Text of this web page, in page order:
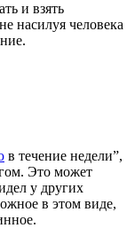
и взять
насилуя человека
в течение недели”,
Это может
у других
в этом виде,